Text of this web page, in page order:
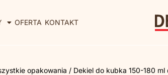
OFERTA KONTAKT
opakowania / Dekiel do kubka 150-180